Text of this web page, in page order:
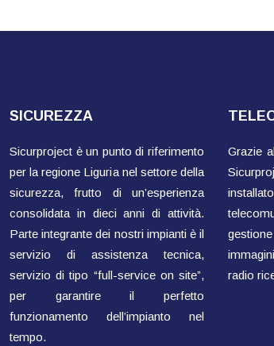
SICUREZZA
Sicurproject è un punto di riferimento
per la regione Liguria nel settore della
sicurezza, frutto di un’esperienza
consolidata in dieci anni di attività.
Parte integrante dei nostri impianti è il
servizio di assistenza tecnica,
servizio di tipo “full-service on site”,
per garantire il perfetto
funzionamento dell’impianto nel
tempo.
Grazie
radio